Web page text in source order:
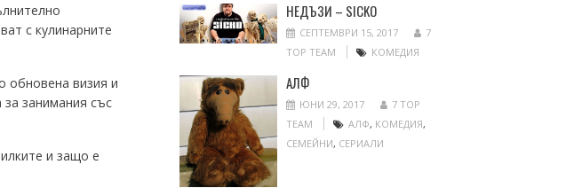
с кулинарните
обновена визия и
за занимания със
и защо е
НЕДЪЗИ – SICKO
СЕПТЕМВРИ 15, 2017
7
TOP TEAM
КОМЕДИЯ
АЛФ
ЮНИ 29, 2017
7 TOP
TEAM
АЛФ, КОМЕДИЯ,
СЕМЕЙНИ, СЕРИАЛИ